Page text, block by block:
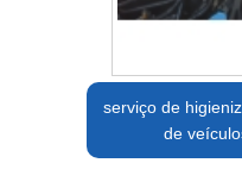
serviço de
de